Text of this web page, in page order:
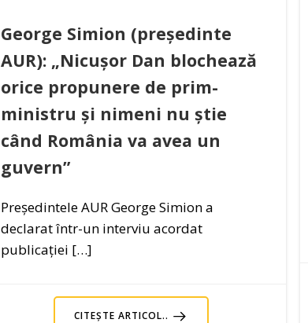
George Simion (președinte
AUR): „Nicușor Dan blochează
orice propunere de prim-
ministru și nimeni nu știe
când România va avea un
guvern”
Președintele AUR George Simion a
declarat într-un interviu acordat
publicației […]
CITEȘTE ARTICOL..